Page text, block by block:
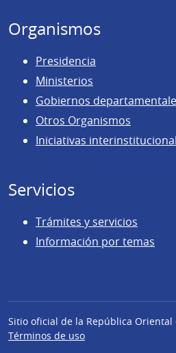
Organismos
Presidencia
Ministerios
Gobiernos
Otros Organismos
Iniciativas
Servicios
Trámites y servicios
Información por temas
Sitio oficial de la República Oriental
Términos de uso